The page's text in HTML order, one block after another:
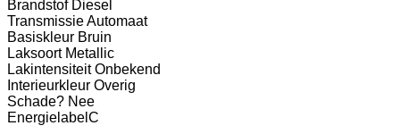
Brandstof Diesel
TransmissieAutomaat
Basiskleur Bruin
Laksoort Metallic
Lakintensiteit Onbekend
Interieurkleur Overig
Schade? Nee
Energielabel C